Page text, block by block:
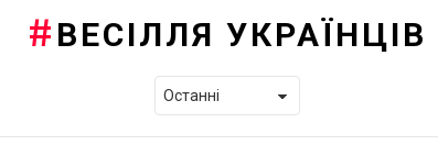
ВЕСІЛЛЯ УКРАЇНЦІВ